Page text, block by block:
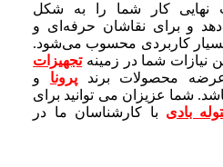
نهایی کار شما را به شکل
و برای نقاشان حرفه‌ای و
بسیار کاربردی محسوب می‌شود.
نیازات شما در زمینه تجهیزات
عرضه محصولات برندپرونا و
شما عزیزان می توانید برای
بادی با کارشناسان ما در